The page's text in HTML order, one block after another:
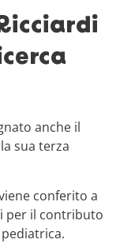
anche il
sua terza
conferito a
per il contributo